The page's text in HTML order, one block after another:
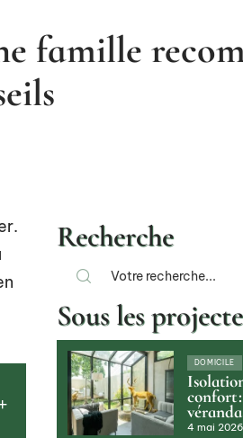
famille
Recherche
Sous les
DOMICILE
confort
4 mai 2026